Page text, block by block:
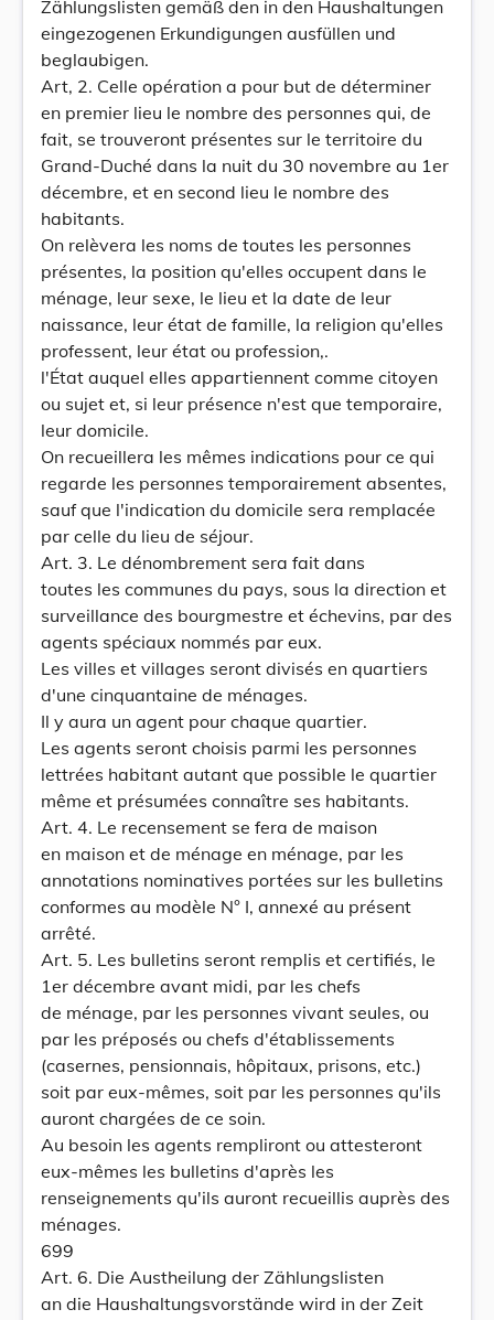
Zählungslisten gemäß den in den Haushaltungen
eingezogenen Erkundigungen ausfüllen und
beglaubigen.
Art, 2. Celle opération a pour but de déterminer
en premier lieu le nombre des personnes qui, de
fait, se trouveront présentes sur le territoire du
Grand-Duché dans la nuit du 30 novembre au 1er
décembre, et en second lieu le nombre des
habitants.
On relèvera les noms de toutes les personnes
présentes, la position qu'elles occupent dans le
ménage, leur sexe, le lieu et la date de leur
naissance, leur état de famille, la religion qu'elles
professent, leur état ou profession,.
l'État auquel elles appartiennent comme citoyen
ou sujet et, si leur présence n'est que temporaire,
leur domicile.
On recueillera les mêmes indications pour ce qui
regarde les personnes temporairement absentes,
sauf que l'indication du domicile sera remplacée
par celle du lieu de séjour.
Art. 3. Le dénombrement sera fait dans
toutes les communes du pays, sous la direction et
surveillance des bourgmestre et échevins, par des
agents spéciaux nommés par eux.
Les villes et villages seront divisés en quartiers
d'une cinquantaine de ménages.
Il y aura un agent pour chaque quartier.
Les agents seront choisis parmi les personnes
lettrées habitant autant que possible le quartier
même et présumées connaître ses habitants.
Art. 4. Le recensement se fera de maison
en maison et de ménage en ménage, par les
annotations nominatives portées sur les bulletins
conformes au modèle N° I, annexé au présent
arrêté.
Art. 5. Les bulletins seront remplis et certifiés, le
1er décembre avant midi, par les chefs
de ménage, par les personnes vivant seules, ou
par les préposés ou chefs d'établissements
(casernes, pensionnais, hôpitaux, prisons, etc.)
soit par eux-mêmes, soit par les personnes qu'ils
auront chargées de ce soin.
Au besoin les agents rempliront ou attesteront
eux-mêmes les bulletins d'après les
renseignements qu'ils auront recueillis auprès des
ménages.
699
Art. 6. Die Austheilung der Zählungslisten
an die Haushaltungsvorstände wird in der Zeit